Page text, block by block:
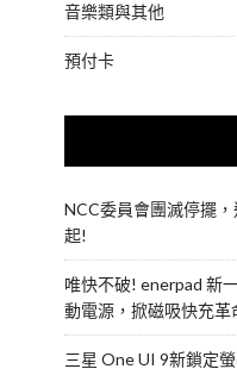
音樂類與其他
預付卡
NCC委員會團滅停擺
起!
唯快不破! enerpad 新
動電源，掀磁吸快充革
三星 One UI 9新鎖定